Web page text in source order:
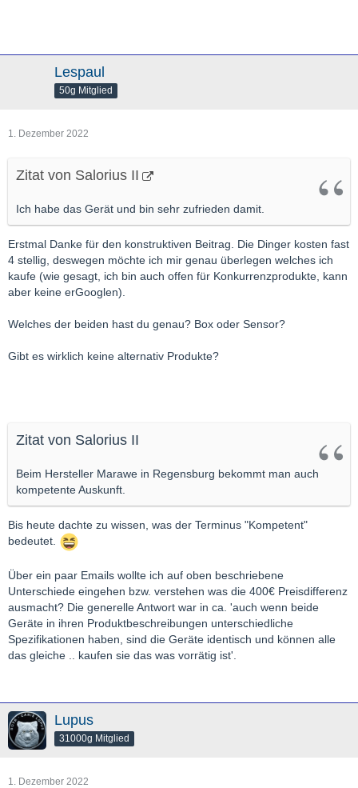
Lespaul
50g Mitglied
1. Dezember 2022
Zitat von Salorius II
Ich habe das Gerät und bin sehr zufrieden damit.
Erstmal Danke für den konstruktiven Beitrag. Die Dinger kosten fast
4 stellig, deswegen möchte ich mir genau überlegen welches ich
kaufe (wie gesagt, ich bin auch offen für Konkurrenzprodukte, kann
aber keine erGooglen).
Welches der beiden hast du genau? Box oder Sensor?
Gibt es wirklich keine alternativ Produkte?
Zitat von Salorius II
Beim Hersteller Marawe in Regensburg bekommt man auch
kompetente Auskunft.
Bis heute dachte zu wissen, was der Terminus "Kompetent"
bedeutet.
Über ein paar Emails wollte ich auf oben beschriebene
Unterschiede eingehen bzw. verstehen was die 400€ Preisdifferenz
ausmacht? Die generelle Antwort war in ca. 'auch wenn beide
Geräte in ihren Produktbeschreibungen unterschiedliche
Spezifikationen haben, sind die Geräte identisch und können alle
das gleiche .. kaufen sie das was vorrätig ist'.
Lupus
31000g Mitglied
1. Dezember 2022